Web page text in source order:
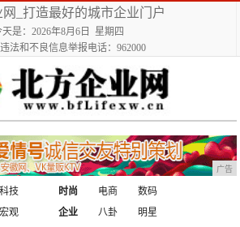
_打造最好的城市企业门户
天是：2026年8月6日 星期四
法和不良信息举报电话：962000
广告
科技
宏观
时尚 电商
数码
企业
八卦
明星